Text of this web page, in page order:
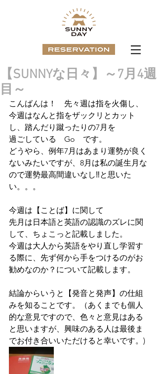
【SUNNYな日々】～7月4週
目～
こんばんは！　先々週は指を火傷し、
今週はなんと指をザックリとカット
し、踏んだり蹴ったりの7月を
過ごしている　Go　です。
どうやら、例年7月はあまり運勢が良く
ないみたいですが、8月は私の誕生月な
ので運勢最高間違いなし‼と思いた
い。。。
今週は【ことば】に関して
先月は日本語と英語の認識のズレに関
して、ちょこっと記載しました。
今週は大人から英語をやり直し学習す
る際に、先ず何から手をつけるのがお
勧めなのか？について記載します。
結論からいうと【発音と発声】の仕組
みを知ることです。（あくまでも個人
的な意見ですので、色々と意見はある
と思いますが、興味のある人は最後ま
でお付き合いいただけると幸いです。)